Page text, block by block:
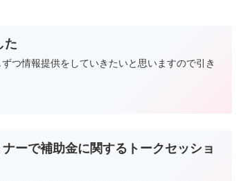
た
つ情報提供をしていきたいと思いますので引き
ーで補助金に関するトークセッショ